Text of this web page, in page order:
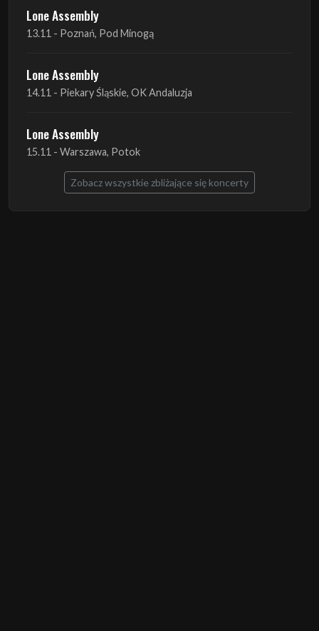
Lone Assembly
14.11 - Piekary Śląskie, OK Andaluzja
Lone Assembly
15.11 - Warszawa, Potok